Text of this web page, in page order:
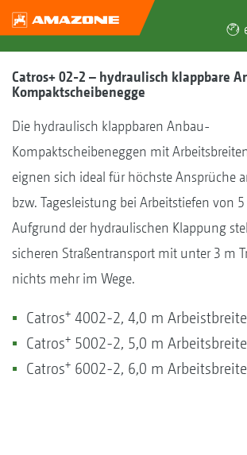
Catros+ 02-2 – hydraulisch klappbare
Kompaktscheibenegge
Die hydraulisch klappbaren Anbau-
Kompaktscheibeneggen mit
eignen sich ideal für höchste Ansprüche
bzw. Tagesleistung bei Arbeitstiefen von
Aufgrund der hydraulischen Klappung
sicheren Straßentransport mit unter 3 m
nichts mehr im Wege.
Catros+ 4002-2, 4,0 m Arbeistbreite
Catros+ 5002-2, 5,0 m Arbeitsbreite
Catros+ 6002-2, 6,0 m Arbeitsbreite